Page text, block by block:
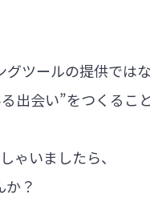
グツールの提供では
出会い”をつくるこ
ゃいましたら、
？